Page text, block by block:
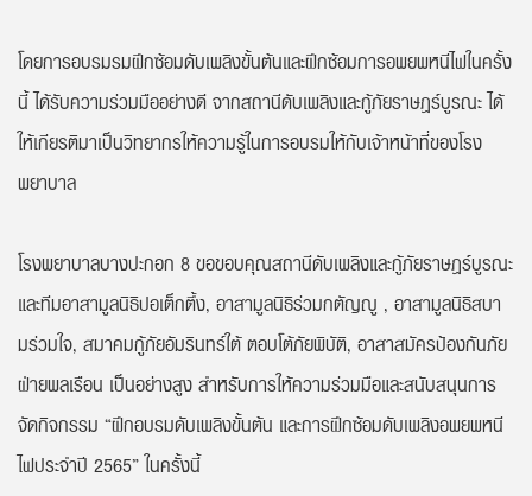
โดยการอบรมรมฝึกซ้อมดับเพลิงขั้นต้นและฝึกซ้อมการอพยพหนีไฟในครั้ง
นี้ ได้รับความร่วมมืออย่างดี จากสถานีดับเพลิงและกู้ภัยราษฎร์บูรณะได้
ให้เกียรติมาเป็นวิทยากรให้ความรู้ในการอบรมให้กับเจ้าหน้าที่ของโรง
พยาบาล
โรงพยาบาลบางปะกอก 8 ขอขอบคุณสถานีดับเพลิงและกู้ภัยราษฎร์บูรณะ
และทีมอาสามูลนิธิปอเต็กตึ้ง, อาสามูลนิธิร่วมกตัญญู , อาสามูลนิธิสบา
มร่วมใจ, สมาคมกู้ภัยอัมรินทร์ใต้ ตอบโต้ภัยพิบัติ, อาสาสมัครป้องกันภัย
ฝ่ายพลเรือน เป็นอย่างสูง สำหรับการให้ความร่วมมือและสนับสนุนการ
จัดกิจกรรม “ฝึกอบรมดับเพลิงขั้นต้น และการฝึกซ้อมดับเพลิงอพยพหนี
ไฟประจำปี 2565” ในครั้งนี้